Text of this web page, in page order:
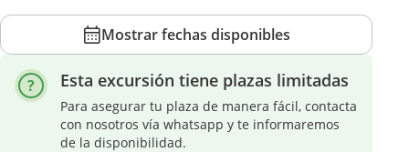
Mostrar fechas disponibles
Esta excursión tiene plazas limitadas
Para asegurar tu plaza de manera fácil, contacta
con nosotros vía whatsapp y te informaremos
de la disponibilidad.